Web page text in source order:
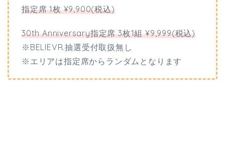
指定席 1枚 ¥9,900(税込)
30th Anniversary指定席 3枚1組 ¥9,999(税込)
※BELIEVR.抽選受付取扱無し
※エリアは指定席からランダムとなります